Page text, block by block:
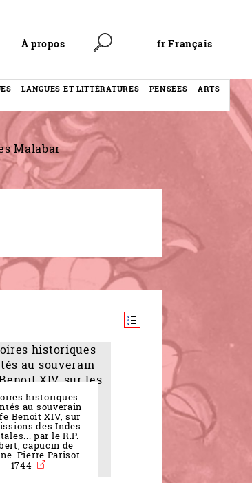
À propos fr Français
LANGUES ET LITTÉRATURES PENSÉES ARTS
Malabar
historiques
au souverain
Benoit XIV, sur
des Indes
par le R.P.
capucin de
Pierre.Parisot.
1744